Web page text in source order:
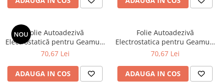
Decorativă, Dimensiuni 60 x
Dimensiuni 60 x 200 cm
NOUFolie Autoadezivă
Electrostatică pentru Geamuri
și Ferestre, Model Opac
Decorativă, Dimensiuni 60 x
200 cm
70,67 Lei
ADAUGA IN COS
Folie Autoadezivă
Electrostatica pentru Geamuri
și Ferestre, Model Mozaic
Decorativă, Dimensiuni 60 x
200 cm
70,67 Lei
ADAUGA IN COS